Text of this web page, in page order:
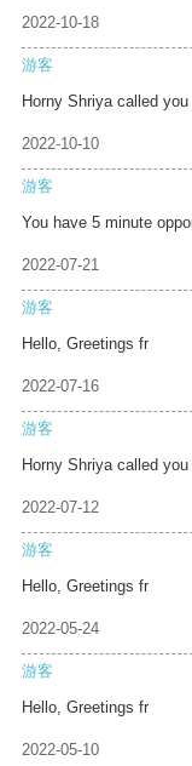
2022-10-18
游客
Horny Shriya called you
2022-10-10
游客
You have 5 minute
2022-07-21
游客
Hello, Greetings fr
2022-07-16
游客
Horny Shriya called you
2022-07-12
游客
Hello, Greetings fr
2022-05-24
游客
Hello, Greetings fr
2022-05-10